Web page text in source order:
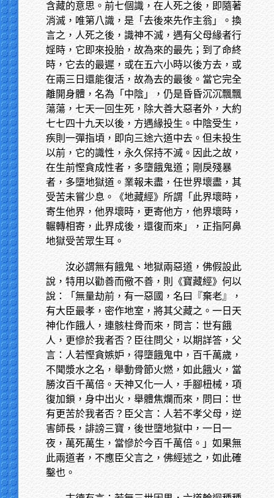
含藏的意思。前七個識，在人死之後，即隨著
消滅，唯第八識，是「去後來先作主翁」。換
言之，人死之後，識神不滅，遇有父母緣者行
婬時，它即來投胎，故為來的最先；到了命終
時，它去的最遲，或在五六小時以後方去，或
在兩三日還能復活，故為去的最後。當它完全
離開身體，名為「中陰」，仍是昏昏沉沉飄飄
蕩蕩，七天一回生死，除大善大惡者外，大約
七七四十九天以後，方遇緣投生。中陰受生，
疾則一彈指頃，即向三途六道中去。但未投生
以前，它的識性，永久保持不滅。因此之故，
在生前慳貪成性者，多墮餓鬼道；剛戾殘暴
者，多墮地獄道。業報未盡，任世界壞盡，其
受苦未嘗少息。《地藏經》所謂「此界壞時，
寄生他界，他界壞時，更寄他方，他界壞時，
輾轉相寄，此界成後，還復而來」，正指阿鼻
地獄受苦眾生耳。
汝必謂無有餓鬼、地獄兩惡道，佛假設此
說，特用以勸善而儆不善，則《寶藏經》何以
說：「無量劫前，有一惡國，名曰『棄老』，
有大臣最孝，密作地室，將其父藏之。一日天
神化作餓人，連骸柱骨而來，問言：世有餓
人，更慘於我者否？臣往問父，以期詳答，父
言：人若慳貪嫉妒，得墮餓鬼中，百千萬歲，
不聞漿水之名，舉動骨節火燃，如此餓火，當
勝汝百千萬倍。天神又化一人，手腳杻械，項
復加鎖，身中出火，舉體焦爛而來，問曰：世
有更苦於我者否？臣父言：人若不孝父母，逆
害師長，誹謗三寶，後世墮地獄中，一日一
夜，萬死萬生，當慘於今百千萬倍。」如果無
此兩道者，不應臣父言之，佛經述之，如此確
鑿也。